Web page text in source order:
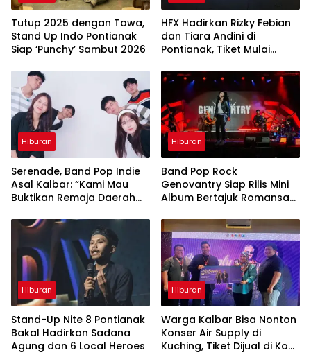
Tutup 2025 dengan Tawa,
Stand Up Indo Pontianak
Siap ‘Punchy’ Sambut 2026
HFX Hadirkan Rizky Febian
dan Tiara Andini di
Pontianak, Tiket Mulai
Hiburan
Serenade, Band Pop Indie
Asal Kalbar: “Kami Mau
Buktikan Remaja Daerah
Hiburan
Band Pop Rock
Genovantry Siap Rilis Mini
Album Bertajuk Romansa
Hiburan
Stand-Up Nite 8 Pontianak
Bakal Hadirkan Sadana
Agung dan 6 Local Heroes
Hiburan
Warga Kalbar Bisa Nonton
Konser Air Supply di
Kuching, Tiket Dijual di Kopi